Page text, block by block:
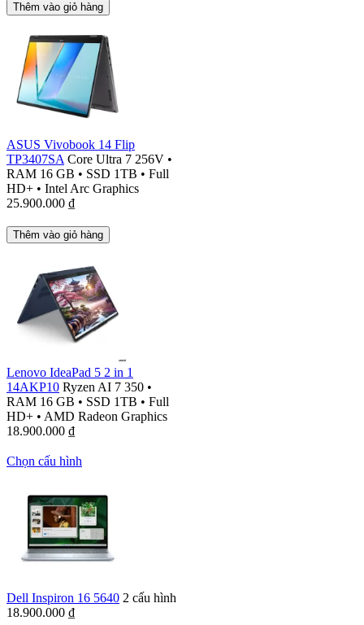
Thêm vào giỏ hàng
ASUS Vivobook 14 Flip
TP3407SA Core Ultra 7 256V •
RAM 16 GB • SSD 1TB • Full
HD+ • Intel Arc Graphics
25.900.000 ₫
Thêm vào giỏ hàng
Lenovo IdeaPad 5 2 in 1
14AKP10 Ryzen AI 7 350 •
RAM 16 GB • SSD 1TB • Full
HD+ • AMD Radeon Graphics
18.900.000 ₫
Chọn cấu hình
Dell Inspiron 16 5640 2 cấu hình
18.900.000 ₫